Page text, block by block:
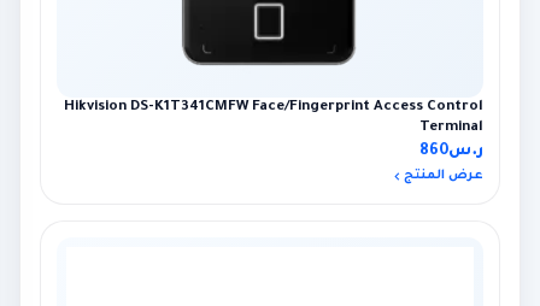
Hikvision DS-K1T341CMFW Face/Fingerprint Access Control
Terminal
ر.س860
عرض المنتج